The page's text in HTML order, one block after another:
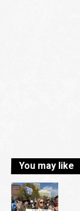
You may like